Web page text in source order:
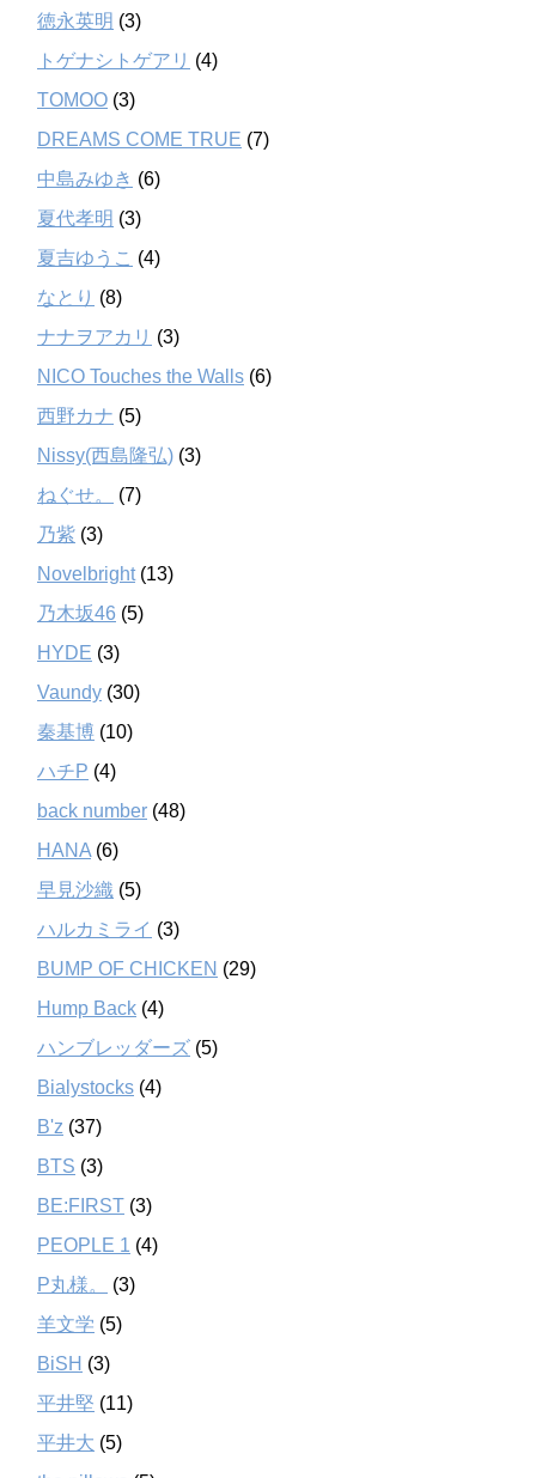
徳永英明 (3)
トゲナシトゲアリ (4)
TOMOO (3)
DREAMS COME TRUE (7)
中島みゆき (6)
夏代孝明 (3)
夏吉ゆうこ (4)
なとり (8)
ナナヲアカリ (3)
NICO Touches the Walls (6)
西野カナ (5)
Nissy(西島隆弘) (3)
ねぐせ。
(7)
乃紫 (3)
Novelbright(13)
乃木坂46 (5)
HYDE (3)
Vaundy (30)
秦基博 (10)
ハチP (4)
back number (48)
HANA (6)
早見沙織 (5)
ハルカミライ (3)
BUMP OF CHICKEN (29)
Hump Back (4)
ハンブレッダーズ (5)
Bialystocks (4)
B'z (37)
BTS (3)
BE:FIRST (3)
PEOPLE 1 (4)
P丸様。
(3)
羊文学 (5)
BiSH (3)
平井堅 (11)
平井大 (5)